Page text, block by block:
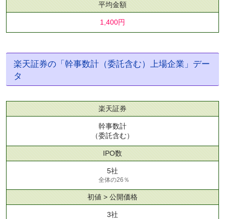
平均金額
1,400円
楽天証券の「幹事数計（委託含む）上場企業」デー
タ
楽天証券
幹事数計
（委託含む）
IPO数
5社
全体の26％
初値 > 公開価格
3社